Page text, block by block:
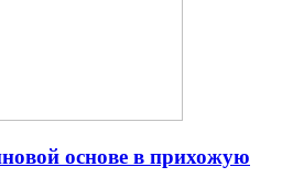
основе в прихожую